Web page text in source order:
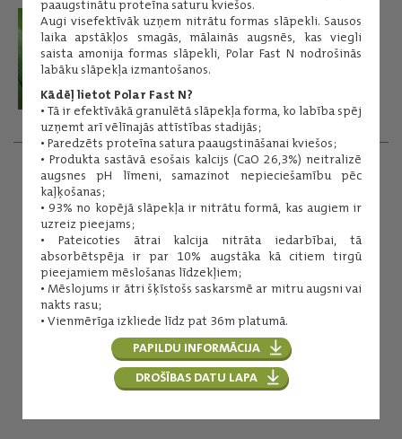
paaugstinātu proteīna saturu kviešos.
Augi visefektīvāk uzņem nitrātu formas slāpekli. Sausos
laika apstākļos smagās, mālainās augsnēs, kas viegli
saista amonija formas slāpekli, Polar Fast N nodrošinās
labāku slāpekļa izmantošanos.
Kādēļ lietot Polar Fast N?
• Tā ir efektīvākā granulētā slāpekļa forma, ko labība spēj
uzņemt arī vēlīnajās attīstības stadijās;
• Paredzēts proteīna satura paaugstināšanai kviešos;
• Produkta sastāvā esošais kalcijs (CaO 26,3%) neitralizē
augsnes pH līmeni, samazinot nepieciešamību pēc
kaļķošanas;
• 93% no kopējā slāpekļa ir nitrātu formā, kas augiem ir
uzreiz pieejams;
• Pateicoties ātrai kalcija nitrāta iedarbībai, tā
absorbētspēja ir par 10% augstāka kā citiem tirgū
pieejamiem mēslošanas līdzekļiem;
• Mēslojums ir ātri šķīstošs saskarsmē ar mitru augsni vai
nakts rasu;
• Vienmērīga izkliede līdz pat 36m platumā.
PAPILDU INFORMĀCIJA
DROŠĪBAS DATU LAPA
AGRONOMI - REĢIONĀLIE MENEDŽERI
SAZINIES